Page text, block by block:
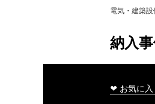
電気・建築設
納入
❤ お気に入